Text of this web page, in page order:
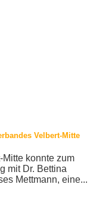
Velbert-Mitte
konnte zum
mit Dr. Bettina
Mettmann, eine...